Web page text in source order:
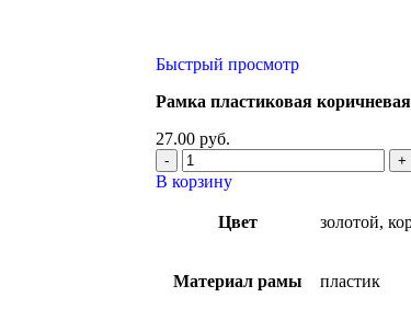
Быстрый просмотр
Рамка пластиковая
27.00 руб.
В корзину
Цвет золотой,
Материал рамы пластик